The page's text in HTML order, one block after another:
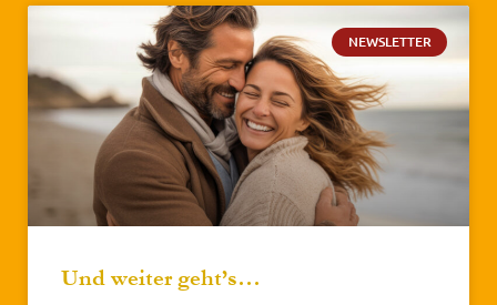
NEWSLETTER
Und weiter geht’s…